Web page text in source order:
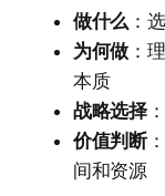
做什么 ：
为何做 ：
本质
战略选择
价值判断
间和资源